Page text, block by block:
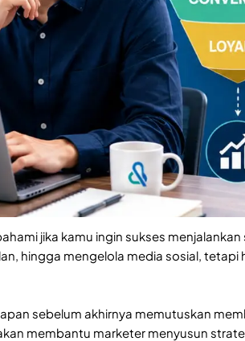
jika kamu ingin sukses
hingga mengelola media sosial, tetapi
sebelum akhirnya memutuskan
membantu marketer menyusun